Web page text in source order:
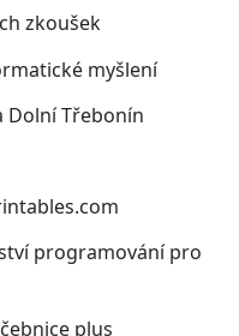
Dolní Třebonín